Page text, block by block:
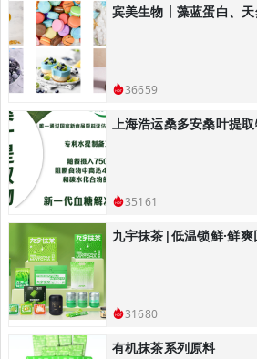
宾美生物丨藻蓝蛋白、
36659
35161
31680
有机抹茶系列原料